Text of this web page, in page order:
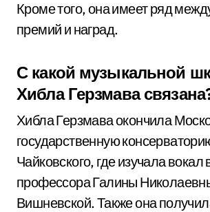
Кроме того, она имеет ряд
премий и наград.
С какой музыкальной
Хибла Герзмава
Хибла Герзмава окончила
государственную
Чайковского, где изучала вокал
профессора Галины
Вишневской. Также она